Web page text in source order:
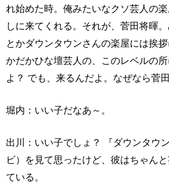
れ始めた時。俺みたいなクソ芸人の
しに来てくれる。それが、菅田将暉
とかダウンタウンさんの楽屋には挨
かだかひな壇芸人の、このレベルの
よ？ でも、来るんだよ。なぜなら菅
堀内：いい子だなあ～。
出川：いい子でしょ？ 『ダウンタウ
ビ）を見て思ったけど、彼はちゃん
ている。